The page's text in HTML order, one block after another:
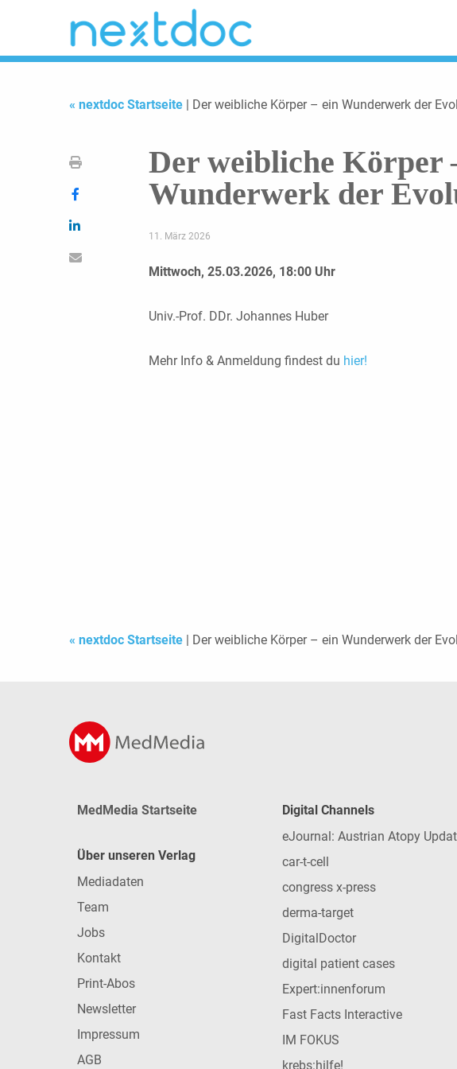
« nextdoc Startseite | Der weibliche Körper – ein Wunderwerk der
Der weibliche Körper
Wunderwerk der
11. März 2026
Mittwoch, 25.03.2026, 18:00 Uhr
Univ.-Prof. DDr. Johannes Huber
Mehr Info & Anmeldung findest du hier!
« nextdoc Startseite | Der weibliche Körper – ein Wunderwerk der
MedMedia Startseite
Über unseren Verlag
Mediadaten
Team
Jobs
Kontakt
Print-Abos
Newsletter
Impressum
AGB
Digital Channels
eJournal: Austrian Atopy
car-t-cell
congress x-press
derma-target
DigitalDoctor
digital patient cases
Expert:innenforum
Fast Facts Interactive
IM FOKUS
krebs:hilfe!